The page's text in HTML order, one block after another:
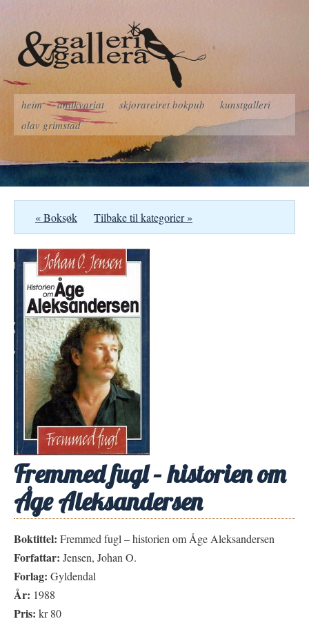
heim antikvariat skjorareiret bokpub
kunstgalleri
olav grimstad
« Boksøk Tilbake til kategorier »
Fremmed fugl – historien om
Åge Aleksandersen
Boktittel: Fremmed fugl – historien om Åge Aleksandersen
Forfattar: Jensen, Johan O.
Forlag: Gyldendal
År: 1988
Pris: kr 80